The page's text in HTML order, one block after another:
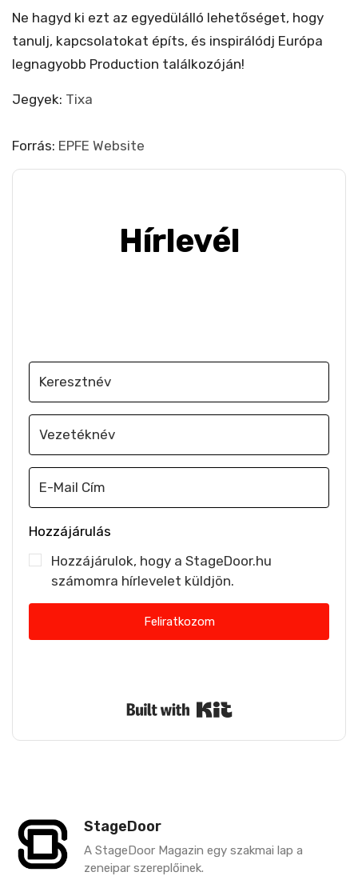
Ne hagyd ki ezt az egyedülálló lehetőséget, hogy
tanulj, kapcsolatokat építs, és inspirálódj Európa
legnagyobb Production találkozóján!
Jegyek: Tixa
Forrás: EPFE Website
Hírlevél
Hozzájárulás
Hozzájárulok, hogy a StageDoor.hu
számomra hírlevelet küldjön.
Feliratkozom
StageDoor
A StageDoor Magazin egy szakmai lap a
zeneipar szereplőinek.